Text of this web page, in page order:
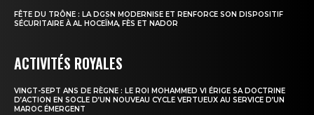
FÊTE DU TRÔNE : LA DGSN MODERNISE ET RENFORCE SON DISPOSITIF
SÉCURITAIRE À AL HOCEÏMA, FÈS ET NADOR
ACTIVITÉS ROYALES
VINGT-SEPT ANS DE RÈGNE : LE ROI MOHAMMED VI ÉRIGE SA DOCTRINE
D’ACTION EN SOCLE D’UN NOUVEAU CYCLE VERTUEUX AU SERVICE D’UN
MAROC ÉMERGENT